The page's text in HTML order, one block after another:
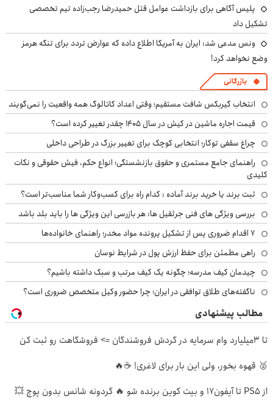
پلیس آگاهی برای بازداشت عوامل قتل حمیدرضا رجب‌زاده تیم تخصصی
تشکیل داد
ونس مدعی شد: ایران به آمریکا اطلاع داده که عوارض تردد برای تنگه هرمز
وضع نخواهد کرد!
بازرگانی
انتخاب گیربکس شافت مستقیم؛ وقتی اعداد کاتالوگ همه واقعیت را نمی‌گویند
قیمت اجاره ماشین در کیش در سال ۱۴۰۵ چقدر تغییر کرده است؟
چراغ سقفی توکار؛ انتخابی کوچک برای تغییر بزرگ در طراحی داخلی
راهنمای جامع مستمری و حقوق بازنشستگی؛ انواع حکم، فیش حقوقی و نکات
کلیدی
ثبت برند یا خرید برند آماده : کدام راه برای کسب‌وکار شما مناسب‌تر است؟
بررسی ویژگی های فنی جرثقیل ها: هر بازرسی این ویژگی ها را باید بلد باشد
۷ اقدام ضروری پس از تشکیل پرونده مواد مخدر؛ راهنمای خانواده‌ها
راهی مطمئن برای حفظ ارزش پول در شرایط نوسان
چیدمان کیف مدرسه؛ چگونه یک کیف مرتب و سبک داشته باشیم؟
ناگفته‌های طلاق توافقی در ایران؛ چرا حضور وکیل متخصص ضروری است؟
مطالب پیشنهادی
تا 3میلیارد وام سرمایه در گردش فروشندگان => فروشگاهت رو ثبت کن
🥈 قهوه بخور، ولی این بار برای لاغری! ☕🔥
از PS5 تا آیفون17 و بیت کوین برنده شو 🔥 گردونه شانس بدون پوچ 💥